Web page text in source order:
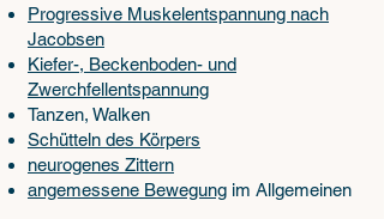
Progressive Muskelentspannung nach
Jacobsen
Kiefer-, Beckenboden- und
Zwerchfellentspannung
Tanzen, Walken
Schütteln des Körpers
neurogenes Zittern
angemessene Bewegung im Allgemeinen